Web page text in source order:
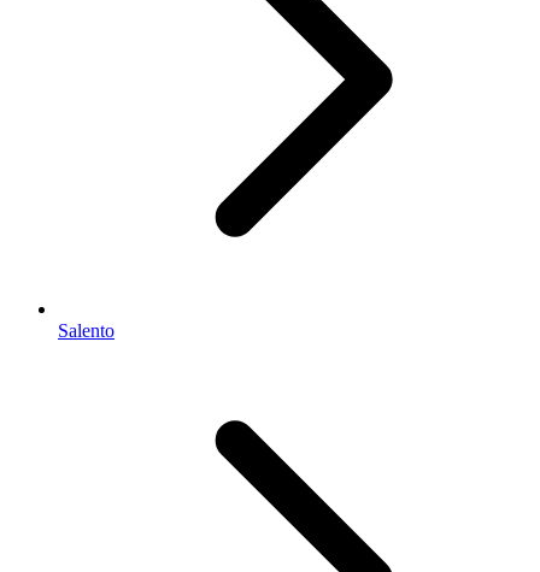
Salento